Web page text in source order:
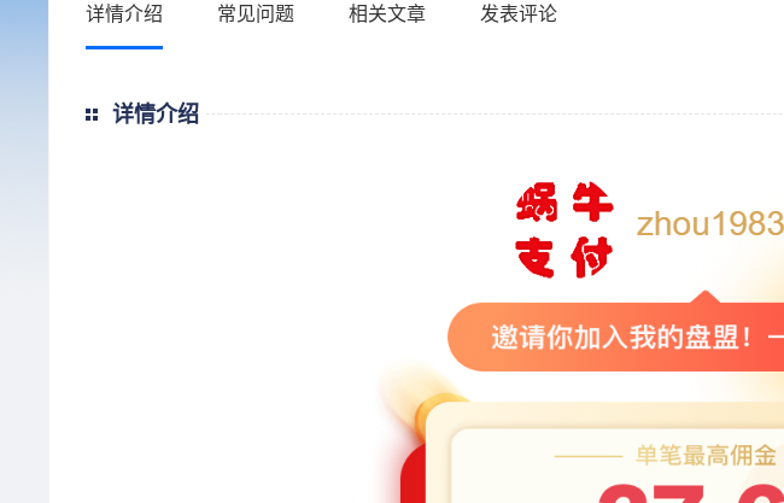
详情介绍 常见问题 相关文章 发表评论
详情介绍